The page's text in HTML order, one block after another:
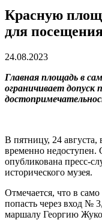
Красную
для
24.08.2023
Главная площадь в
ограничивает
В пятницу, 24
временно
опубликована пресс-
исторического музея.
Отмечается, что в
попасть через вход №
маршалу Георгию